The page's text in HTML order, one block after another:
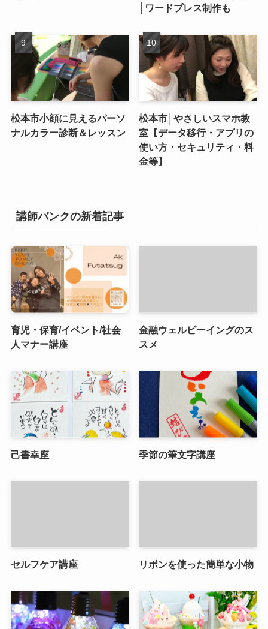
│ワードプレス制作も
松本市小顔に見えるパーソ
ナルカラー診断＆レッスン
松本市│やさしいスマホ教
室【データ移行・アプリの
使い方・セキュリティ・料
金等】
講師バンクの新着記事
育児・保育/イベント/社会
人マナー講座
金融ウェルビーイングのス
スメ
己書幸座 季節の筆文字講座
セルフケア講座 リボンを使った簡単な小物